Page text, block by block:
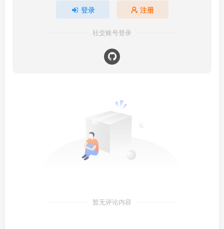
登录 注册
社交账号登录
暂无评论内容